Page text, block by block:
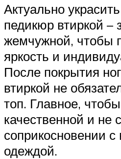
Актуально
педикюр втиркой –
жемчужной, чтобы
яркость и
После покрытия
втиркой не
топ. Главное,
качественной и не
соприкосновении
одеждой.